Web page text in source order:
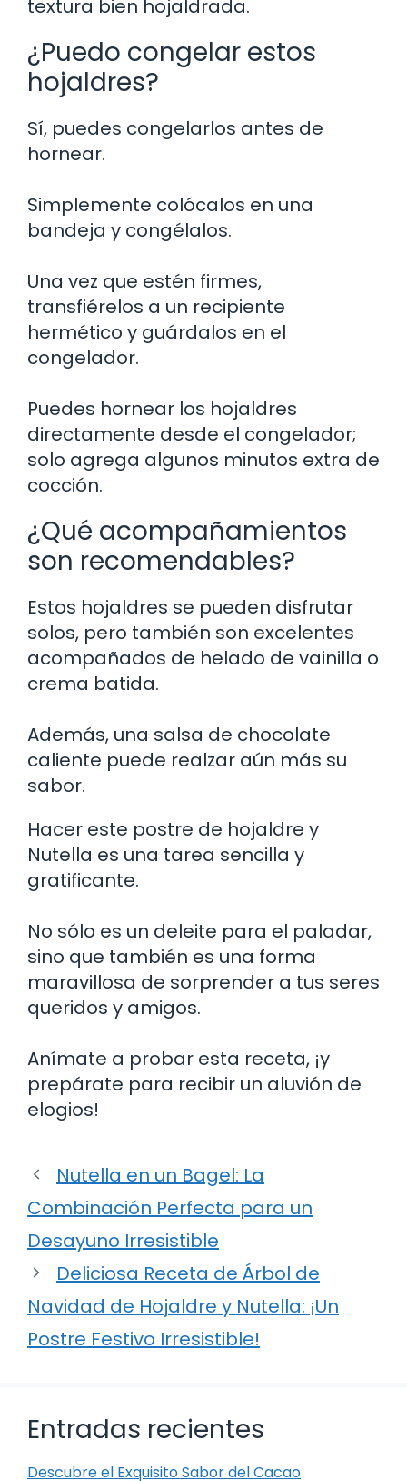
textura bien hojaldrada.
¿Puedo congelar estos
hojaldres?
Sí, puedes congelarlos antes de
hornear.
Simplemente colócalos en una
bandeja y congélalos.
Una vez que estén firmes,
transfiérelos a un recipiente
hermético y guárdalos en el
congelador.
Puedes hornear los hojaldres
directamente desde el congelador;
solo agrega algunos minutos extra de
cocción.
¿Qué acompañamientos
son recomendables?
Estos hojaldres se pueden disfrutar
solos, pero también son excelentes
acompañados de helado de vainilla o
crema batida.
Además, una salsa de chocolate
caliente puede realzar aún más su
sabor.
Hacer este postre de hojaldre y
Nutella es una tarea sencilla y
gratificante.
No sólo es un deleite para el paladar,
sino que también es una forma
maravillosa de sorprender a tus seres
queridos y amigos.
Anímate a probar esta receta, ¡y
prepárate para recibir un aluvión de
elogios!
Nutella en un Bagel: La
Combinación Perfecta para un
Desayuno Irresistible
Deliciosa Receta de Árbol de
Navidad de Hojaldre y Nutella: ¡Un
Postre Festivo Irresistible!
Entradas recientes
Descubre el Exquisito Sabor del Cacao